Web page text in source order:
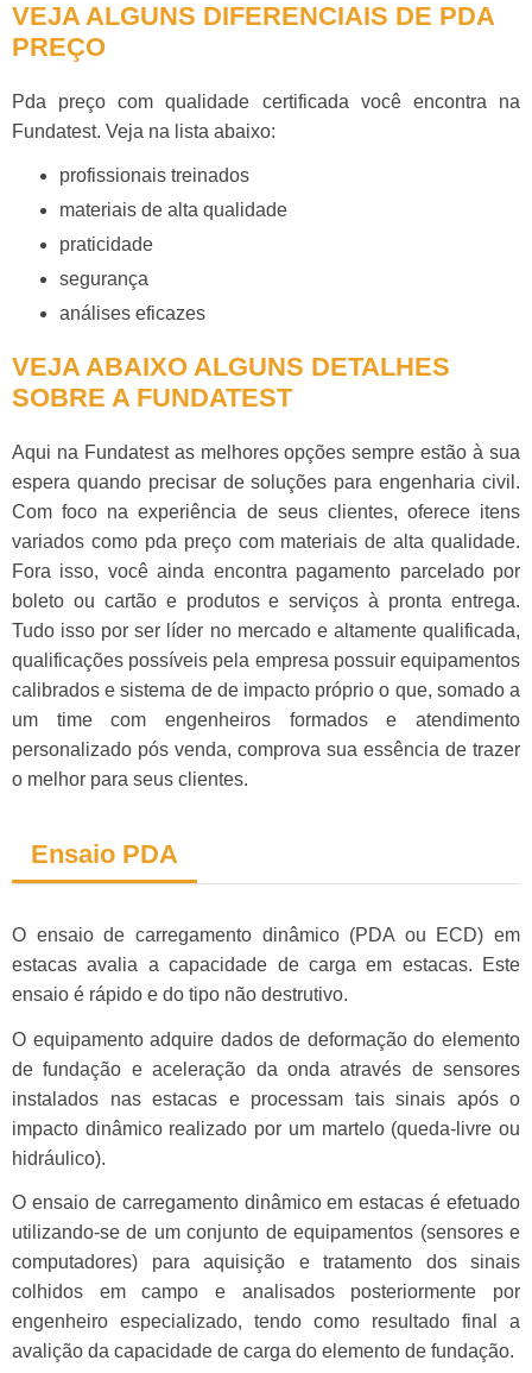
VEJA ALGUNS DIFERENCIAIS DE PDA
PREÇO
Pda preço com qualidade certificada você encontra na
Fundatest. Veja na lista abaixo:
profissionais treinados
materiais de alta qualidade
praticidade
segurança
análises eficazes
VEJA ABAIXO ALGUNS DETALHES
SOBRE A FUNDATEST
Aqui na Fundatest as melhores opções sempre estão à sua
espera quando precisar de soluções para engenharia civil.
Com foco na experiência de seus clientes, oferece itens
variados como pda preçocom materiais de alta qualidade.
Fora isso, você ainda encontra pagamento parcelado por
boleto ou cartão e produtos e serviços à pronta entrega.
Tudo isso por ser líder no mercado e altamente qualificada,
qualificações possíveis pela empresa possuir equipamentos
calibrados e sistema de de impacto próprio o que, somado a
um time com engenheiros formados e atendimento
personalizado pós venda, comprova sua essência de trazer
o melhor para seus clientes.
Ensaio PDA
O ensaio de carregamento dinâmico (PDA ou ECD) em
estacas avalia a capacidade de carga em estacas. Este
ensaio é rápido e do tipo não destrutivo.
O equipamento adquire dados de deformação do elemento
de fundação e aceleração da onda através de sensores
instalados nas estacas e processam tais sinais após o
impacto dinâmico realizado por um martelo (queda-livre ou
hidráulico).
O ensaio de carregamento dinâmico em estacas é efetuado
utilizando-se de um conjunto de equipamentos (sensores e
computadores) para aquisição e tratamento dos sinais
colhidos em campo e analisados posteriormente por
engenheiro especializado, tendo como resultado final a
avalição da capacidade de carga do elemento de fundação.